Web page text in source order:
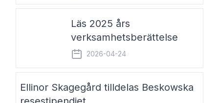
sakprosa som i år går till Magnus
Läs 2025 års
verksamhetsberättelse
2026-04-24
Ellinor Skagegård tilldelas Beskowska